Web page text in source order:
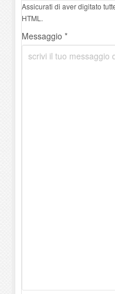
Assicurati di aver digitato
HTML.
Messaggio *